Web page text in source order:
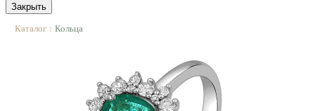
Закрыть
Каталог | Кольца